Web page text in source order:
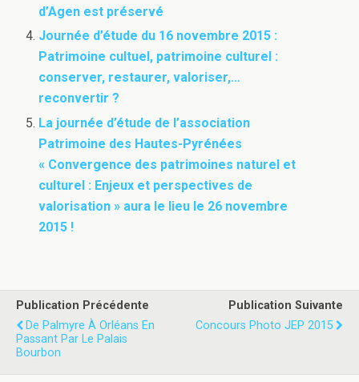
d’Agen est préservé
Journée d’étude du 16 novembre 2015 :
Patrimoine cultuel, patrimoine culturel :
conserver, restaurer, valoriser,…
reconvertir ?
La journée d’étude de l’association
Patrimoine des Hautes-Pyrénées
« Convergence des patrimoines naturel et
culturel : Enjeux et perspectives de
valorisation » aura le lieu le 26 novembre
2015 !
Publication Précédente
De Palmyre À Orléans En
Passant Par Le Palais
Bourbon
Publication Suivante
Concours Photo JEP 2015